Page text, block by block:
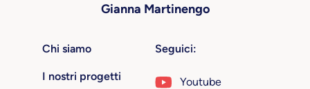
Gianna Martinengo
Chi siamo
I nostri progetti
Seguici:
Youtube